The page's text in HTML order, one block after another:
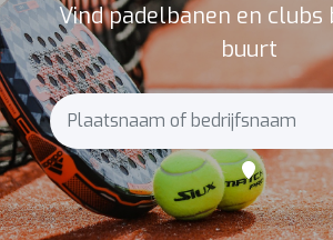
Vind padelbanen en clubs
buurt